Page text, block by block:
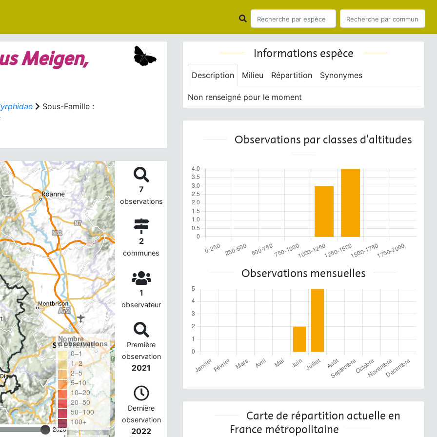
Meigen,
Sous-Famille :
2026
Nombre
d'observations
0–1
1–2
2–5
5–10
10–20
20–50
50–100
100+
7
observations
2
communes
1
observateur
Première
observation
2021
Dernière
observation
2022
Informations espèce
Description Milieu Répartition Synonymes
Non renseigné pour le moment
Observations par classes d'altitudes
Observations mensuelles
Carte de répartition actuelle en
France métropolitaine